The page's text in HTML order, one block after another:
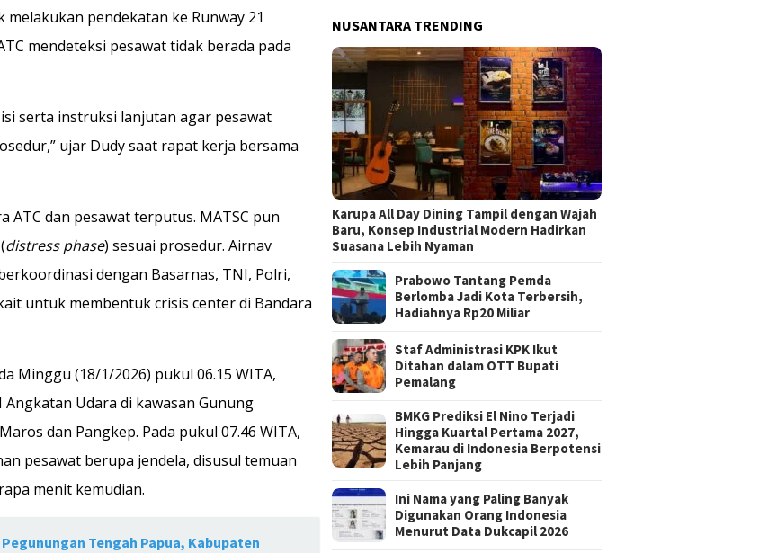
pendekatan ke Runway 21
mendeteksi pesawat tidak berada pada
serta instruksi lanjutan agar pesawat
ujar Dudy saat rapat kerja bersama
ATC dan pesawat terputus. MATSC pun
distress phase) sesuai prosedur. Airnav
dengan Basarnas, TNI, Polri,
untuk membentuk crisis center di Bandara
Minggu (18/1/2026) pukul 06.15 WITA,
Udara di kawasan Gunung
dan Pangkep. Pada pukul 07.46 WITA,
pesawat berupa jendela, disusul temuan
menit kemudian.
Tengah Papua, Kabupaten
NUSANTARA TRENDING
Karupa All Day Dining Tampil dengan Wajah
Baru, Konsep Industrial Modern Hadirkan
Suasana Lebih Nyaman
Prabowo Tantang Pemda
Berlomba Jadi Kota Terbersih,
Hadiahnya Rp20 Miliar
Staf Administrasi KPK Ikut
Ditahan dalam OTT Bupati
Pemalang
BMKG Prediksi El Nino Terjadi
Hingga Kuartal Pertama 2027,
Kemarau di Indonesia Berpotensi
Lebih Panjang
Ini Nama yang Paling Banyak
Digunakan Orang Indonesia
Menurut Data Dukcapil 2026